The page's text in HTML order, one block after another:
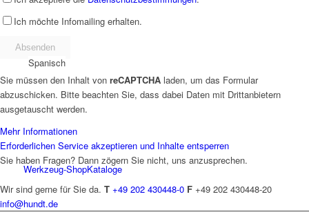
Spanisch
Werkzeug-ShopKataloge
Ich möchte Infomailing erhalten.
Sie müssen den Inhalt von reCAPTCHA laden, um das Formular
abzuschicken. Bitte beachten Sie, dass dabei Daten mit Drittanbietern
ausgetauscht werden.
Mehr Informationen
Erforderlichen Service akzeptieren und Inhalte entsperren
Sie haben Fragen? Dann zögern Sie nicht, uns anzusprechen.
Wir sind gerne für Sie da. T +49 202 430448-0 F +49 202 430448-20
info@hundt.de